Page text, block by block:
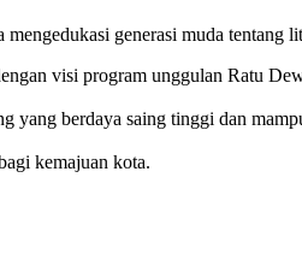
generasi muda tentang
visi program unggulan Ratu
berdaya saing tinggi dan
kemajuan kota.